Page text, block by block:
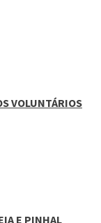
VOLUNTÁRIOS
E PINHAL